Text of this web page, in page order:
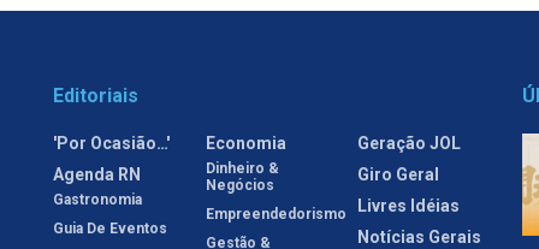
Editoriais
'Por Ocasião…'
Agenda RN
Gastronomia
Guia De Eventos
Economia
Dinheiro &
Negócios
Empreendedorismo
Gestão &
Geração JOL
Giro Geral
Livres Idéias
Notícias Gerais